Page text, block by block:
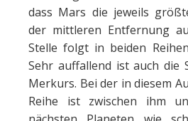
dass Mars die jeweils
der mittleren Entfernung
Stelle folgt in beiden
Sehr auffallend ist auch die
Merkurs. Bei der in diesem
Reihe ist zwischen ihm